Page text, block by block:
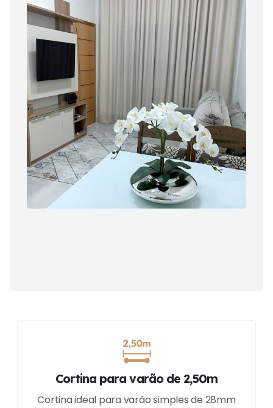
Cortina para varão de 2,50m
Cortina ideal para varão simples de 28mm